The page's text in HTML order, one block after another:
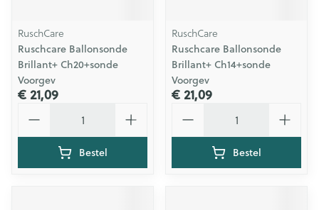
RuschCare
Ruschcare Ballonsonde
Brillant+ Ch20+sonde
Voorgev
€ 21,09
Bestel
RuschCare
Ruschcare Ballonsonde
Brillant+ Ch14+sonde
Voorgev
€ 21,09
Bestel